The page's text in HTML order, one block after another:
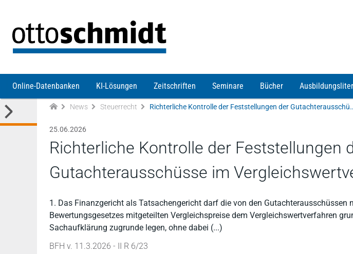
Online-Datenbanken KI-Lösungen Zeitschriften Seminare Bücher
News Steuerrecht Richterliche Kontrolle der
25.06.2026
Richterliche Kontrolle der Feststellungen
Gutachterausschüsse im
1. Das Finanzgericht als Tatsachengericht darf die von den Gutachterausschüssen
Bewertungsgesetzes mitgeteilten Vergleichspreise dem Vergleichswertverfahren
Sachaufklärung zugrunde legen, ohne dabei (...)
BFH v. 11.3.2026 - II R 6/23